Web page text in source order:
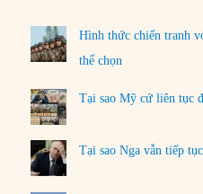
Hình thức chiến tranh
thể chọn
Tại sao Mỹ cứ liên tục
Tại sao Nga vẫn tiếp